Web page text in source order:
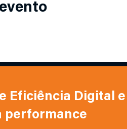
Eficiência Digital e
performance